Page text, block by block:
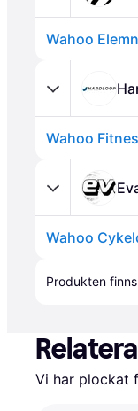
Wahoo
Wahoo
Produkten
Vi har plockat